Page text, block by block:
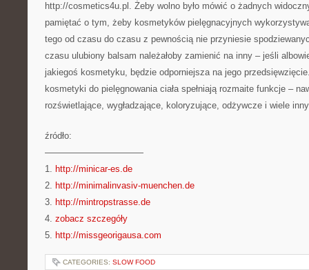
http://cosmetics4u.pl. Żeby wolno było mówić o żadnych
pamiętać o tym, żeby kosmetyków pielęgnacyjnych
tego od czasu do czasu z pewnością nie przyniesie
czasu ulubiony balsam należałoby zamienić na inny – jeśli
jakiegoś kosmetyku, będzie odporniejsza na jego
kosmetyki do pielęgnowania ciała spełniają rozmaite funkcje –
rozświetlające, wygładzające, koloryzujące, odżywcze i wiele
źródło:
———————————
1. http://minicar-es.de
2. http://minimalinvasiv-muenchen.de
3. http://mintropstrasse.de
4. zobacz szczegóły
5. http://missgeorigausa.com
CATEGORIES: SLOW FOOD